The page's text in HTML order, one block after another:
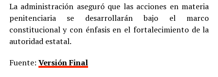
La administración aseguró que las acciones en materia
penitenciaria se desarrollarán bajo el marco
constitucional y con énfasis en el fortalecimiento de la
autoridad estatal.
Fuente: Versión Final